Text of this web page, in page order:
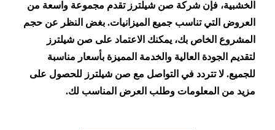
الخشبية، فإن شركة صن شيلترز تقدم مجموعة واسعة من
العروض التي تناسب جميع الميزانيات. بغض النظر عن حجم
المشروع الخاص بك، يمكنك الاعتماد على صن شيلترز
لتقديم الجودة العالية والخدمة المميزة بأسعار مناسبة
للجميع. لا تتردد في التواصل مع صن شيلترز للحصول على
مزيد من المعلومات وطلب العرض المناسب لك.